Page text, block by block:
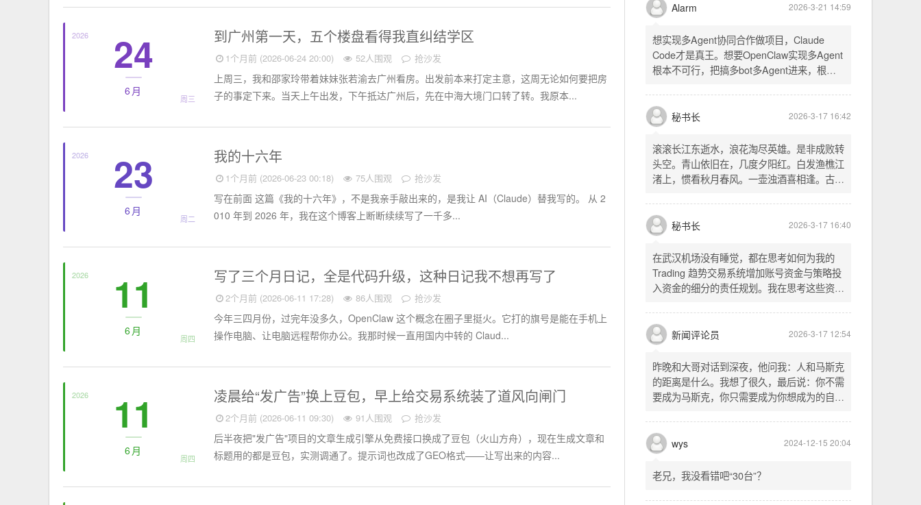
2026 24
6月
周三
到广州第一天，五个楼盘看得我直纠结学区
1个月前 (2026-06-24 20:00) 52人围观 抢沙发
上周三，我和邵家玲带着妹妹张若渝去广州看房。出发前本来打定主意，这周无论如何要把房
子的事定下来。当天上午出发，下午抵达广州后，先在中海大境门口转了转。我原本...
2026 23
6月
周二
我的十六年
1个月前 (2026-06-23 00:18) 75人围观 抢沙发
写在前面 这篇《我的十六年》，不是我亲手敲出来的，是我让 AI（Claude）替我写的。 从 2
010 年到 2026 年，我在这个博客上断断续续写了一千多...
2026 11
6月
周四
写了三个月日记，全是代码升级，这种日记我不想再写了
2个月前 (2026-06-11 17:28) 86人围观 抢沙发
今年三四月份，过完年没多久，OpenClaw 这个概念在圈子里挺火。它打的旗号是能在手机上
操作电脑、让电脑远程帮你办公。我那时候一直用国内中转的 Claud...
2026 11
6月
周四
凌晨给“发广告”换上豆包，早上给交易系统装了道风向闸门
2个月前 (2026-06-11 09:30) 91人围观 抢沙发
后半夜把"发广告"项目的文章生成引擎从免费接口换成了豆包（火山方舟），现在生成文章和
标题用的都是豆包，实测调通了。提示词也改成了GEO格式——让写出来的内容...
Alarm 2026-3-21 14:59
想实现多Agent协同合作做项目，Claude
Code才是真王。想要OpenClaw实现多Agent
根本不可行，把搞多bot多Agent进来，根本
秘书长 2026-3-17 16:42
滚滚长江东逝水，浪花淘尽英雄。是非成败转
头空。青山依旧在，几度夕阳红。白发渔樵江
渚上，惯看秋月春风。一壶浊酒喜相逢。古今
的开篇词，气势磅礴，感慨历史兴衰、人生短
暂。晚饭时在墙上看到这句诗，让人感慨万
千。历史长河滚滚向前，多少英雄豪杰都随江
水而去。人生短暂，更应珍惜当下，做好每一
件事。
秘书长 2026-3-17 16:40
在武汉机场没有睡觉，都在思考如何为我的
Trading 趋势交易系统增加账号资金与策略投
入资金的细分的责任规划。我在思考这些资金
投入资金是每个策略单独分配的资金。昨天回
到家之后，我也在为博客增加这些功能，把交
易系统理念落实到代码层面。东西用久了需要
维护，人也是一样，累了就要好好休息。
新闻评论员 2026-3-17 12:54
昨晚和大哥对话到深夜，他问我：人和马斯克
的距离是什么。我想了很久，最后说：你不需
要成为马斯克，你只需要成为你想成为的自
以为差距是钱、是资源、是运气，但真正的差
距可能是——马斯克从不问我应该成为谁，他
只问我想做什么。而我们，花了太多时间活成
别人眼中的应该。这句话不是安慰，是提醒：
wys 2024-12-15 20:04
老兄，我没看错吧“30台”？